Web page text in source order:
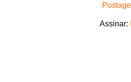
Assinar: